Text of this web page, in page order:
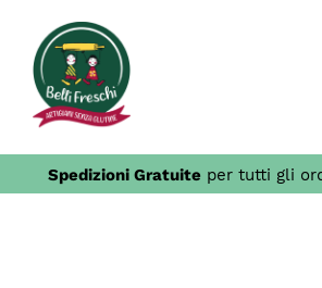
contenuto
Spedizioni Gratuiteper tutti gli